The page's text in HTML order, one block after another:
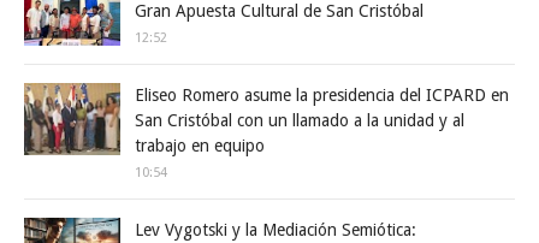
Gran Apuesta Cultural de San Cristóbal
12:52
Eliseo Romero asume la presidencia del ICPARD en
San Cristóbal con un llamado a la unidad y al
trabajo en equipo
10:54
Lev Vygotski y la Mediación Semiótica: